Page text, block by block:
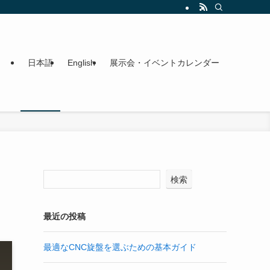
日本語 English 展示会・イベントカレンダー
検索
最近の投稿
最適なCNC旋盤を選ぶための基本ガイド